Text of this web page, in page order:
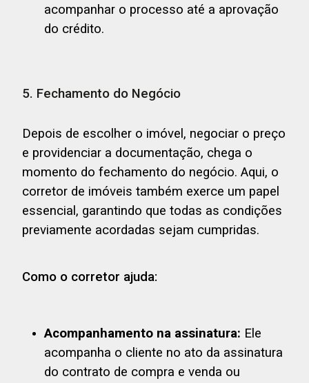
acompanhar o processo até a aprovação
do crédito.
5. Fechamento do Negócio
Depois de escolher o imóvel, negociar o preço
e providenciar a documentação, chega o
momento do fechamento do negócio. Aqui, o
corretor de imóveis também exerce um papel
essencial, garantindo que todas as condições
previamente acordadas sejam cumpridas.
Como o corretor ajuda:
Acompanhamento na assinatura: Ele
acompanha o cliente no ato da assinatura
do contrato de compra e venda ou